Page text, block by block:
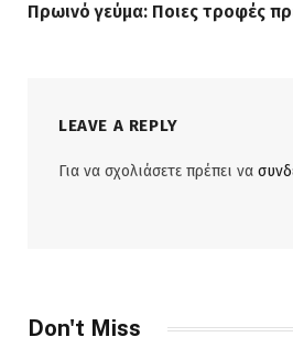
Πρωινό γεύμα: Ποιες τροφές
LEAVE A REPLY
Για να σχολιάσετε πρέπει να
Don't Miss